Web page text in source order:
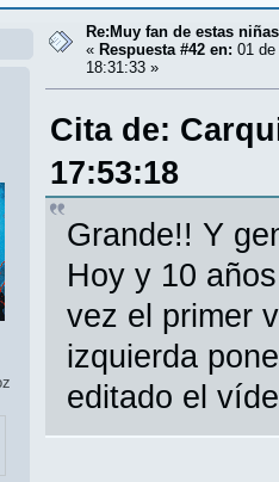
Re:Muy fan de estas
« Respuesta #42 en: 01
18:31:33 »
Cita de:
17:53:18
Grande!! Y
Hoy y 10
vez el primer
izquierda
editado el